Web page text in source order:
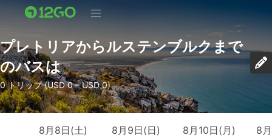
プレトリアからルステンブルクまで
のバスは
0 トリップ (USD 0 – USD 0)
8月8日(土) 8月9日(日) 8月10日(月) 8